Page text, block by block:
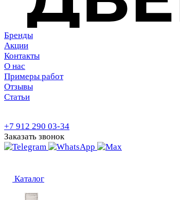
Бренды
Акции
Контакты
О нас
Примеры работ
Отзывы
Статьи
+7 912 290 03-34
Заказать звонок
Каталог